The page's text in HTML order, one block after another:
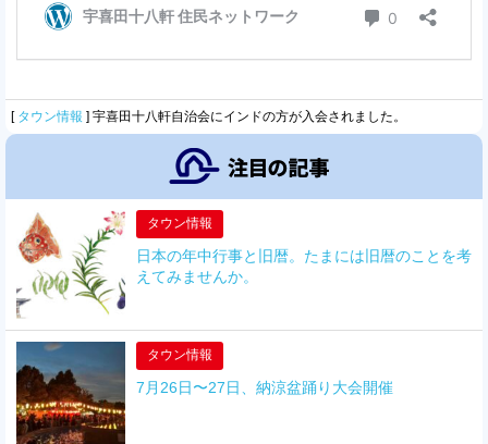
[ タウン情報 ] 宇喜田十八軒自治会にインドの方が入会されました。
タウン情報
日本の年中行事と旧暦。たまには旧暦のことを考
えてみませんか。
タウン情報
7月26日〜27日、納涼盆踊り大会開催